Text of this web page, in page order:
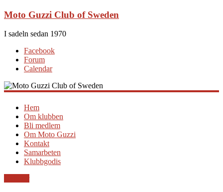
Moto Guzzi Club of Sweden
I sadeln sedan 1970
Facebook
Forum
Calendar
Hem
Om klubben
Bli medlem
Om Moto Guzzi
Kontakt
Samarbeten
Klubbgodis